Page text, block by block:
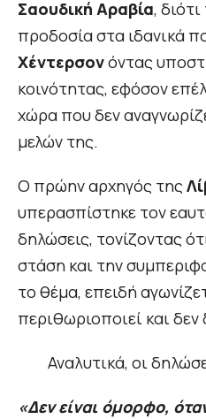
Σαουδική Αραβία,
προδοσία στα ιδανικά
Χέντερσονόντας
κοινότητας, εφόσον
χώρα που δεν
μελών της.
Ο πρώην αρχηγός της
υπερασπίστηκε τον
δηλώσεις, τονίζοντας
στάση και την
το θέμα, επειδή
περιθωριοποιεί και δεν
Αναλυτικά, οι
«Δεν είναι όμορφο,